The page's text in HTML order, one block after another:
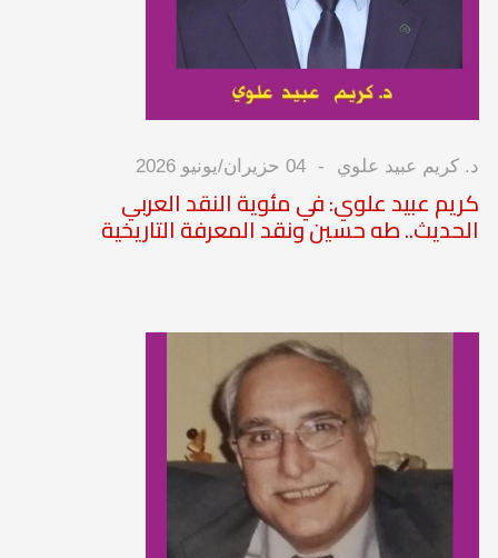
د. كريم عبيد علوي 04 حزيران/يونيو 2026
كريم عبيد علوي: في مئوية النقد العربي
الحديث.. طه حسين ونقد المعرفة التاريخية